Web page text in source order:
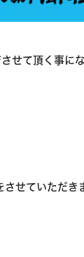
せて頂く事にな
せていただき